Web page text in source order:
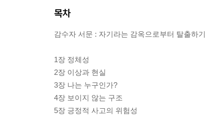
목차
감수자 서문 : 자기라는 감옥으로부터 탈출하기
1장 정체성
2장 이상과 현실
3장 나는 누구인가?
4장 보이지 않는 구조
5장 긍정적 사고의 위험성